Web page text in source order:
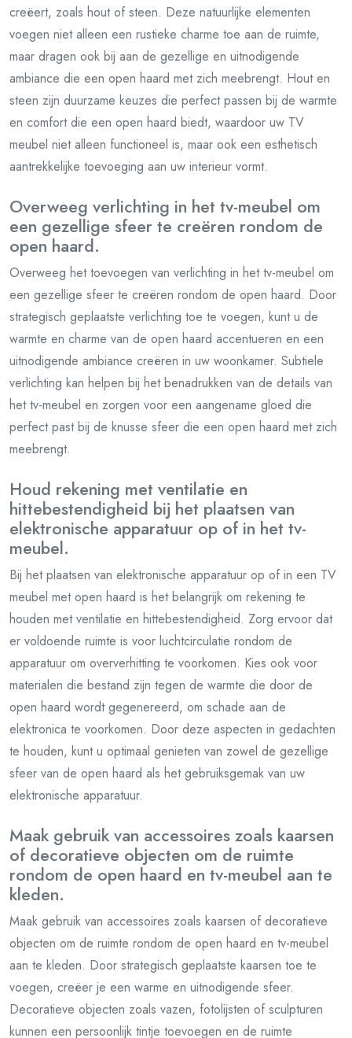
creëert, zoals hout of steen. Deze natuurlijke elementen
voegen niet alleen een rustieke charme toe aan de ruimte,
maar dragen ook bij aan de gezellige en uitnodigende
ambiance die een open haard met zich meebrengt. Hout en
steen zijn duurzame keuzes die perfect passen bij de warmte
en comfort die een open haard biedt, waardoor uw TV
meubel niet alleen functioneel is, maar ook een esthetisch
aantrekkelijke toevoeging aan uw interieur vormt.
Overweeg verlichting in het tv-meubel om
een gezellige sfeer te creëren rondom de
open haard.
Overweeg het toevoegen van verlichting in het tv-meubel om
een gezellige sfeer te creëren rondom de open haard. Door
strategisch geplaatste verlichting toe te voegen, kunt u de
warmte en charme van de open haard accentueren en een
uitnodigende ambiance creëren in uw woonkamer. Subtiele
verlichting kan helpen bij het benadrukken van de details van
het tv-meubel en zorgen voor een aangename gloed die
perfect past bij de knusse sfeer die een open haard met zich
meebrengt.
Houd rekening met ventilatie en
hittebestendigheid bij het plaatsen van
elektronische apparatuur op of in het tv-
meubel.
Bij het plaatsen van elektronische apparatuur op of in een TV
meubel met open haard is het belangrijk om rekening te
houden met ventilatie en hittebestendigheid. Zorg ervoor dat
er voldoende ruimte is voor luchtcirculatie rondom de
apparatuur om oververhitting te voorkomen. Kies ook voor
materialen die bestand zijn tegen de warmte die door de
open haard wordt gegenereerd, om schade aan de
elektronica te voorkomen. Door deze aspecten in gedachten
te houden, kunt u optimaal genieten van zowel de gezellige
sfeer van de open haard als het gebruiksgemak van uw
elektronische apparatuur.
Maak gebruik van accessoires zoals kaarsen
of decoratieve objecten om de ruimte
rondom de open haard en tv-meubel aan te
kleden.
Maak gebruik van accessoires zoals kaarsen of decoratieve
objecten om de ruimte rondom de open haard en tv-meubel
aan te kleden. Door strategisch geplaatste kaarsen toe te
voegen, creëer je een warme en uitnodigende sfeer.
Decoratieve objecten zoals vazen, fotolijsten of sculpturen
kunnen een persoonlijk tintje toevoegen en de ruimte